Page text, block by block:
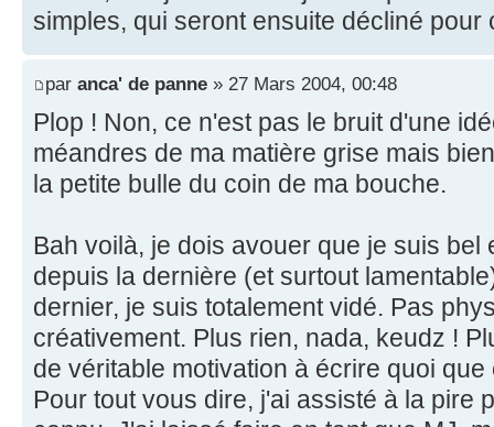
simples, qui seront ensuite décliné
par anca' de panne » 27 Mars 2004, 00:48
Plop ! Non, ce n'est pas le bruit d'une
méandres de ma matière grise mais
la petite bulle du coin de ma bouche.
Bah voilà, je dois avouer que je suis bel
depuis la dernière (et surtout
dernier, je suis totalement vidé. Pas
créativement. Plus rien, nada, keudz !
de véritable motivation à écrire quoi
Pour tout vous dire, j'ai assisté à la pire